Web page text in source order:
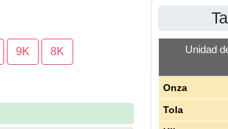
9K 8K Unidad
Onza
Tola